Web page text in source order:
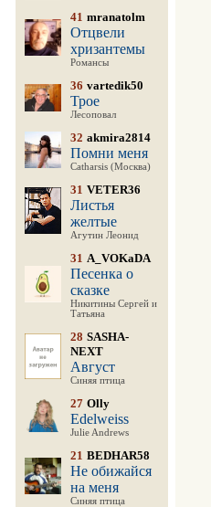
41 mranatolm
Отцвели
хризантемы
Романсы
36 vartedik50
Трое
Лесоповал
32 akmira2814
Помни меня
Catharsis (Москва)
31 VETER36
Листья
желтые
Агутин Леонид
31 A_VOKaDA
Песенка о
сказке
Никитины Сергей и
Татьяна
28 SASHA-
NEXT
Август
Синяя птица
27 Olly
Edelweiss
Julie Andrews
21 BEDHAR58
Не обижайся
на меня
Синяя птица